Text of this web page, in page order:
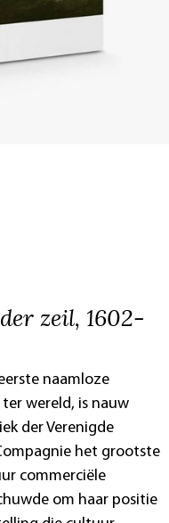
zeil, 1602-
naamloze
wereld, is nauw
der Verenigde
het grootste
commerciële
om haar positie